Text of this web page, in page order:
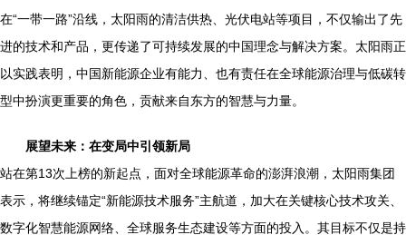
在“一带一路”沿线，太阳雨的清洁供热、光伏电站等项目，不仅输出了先
进的技术和产品，更传递了可持续发展的中国理念与解决方案。太阳雨正
以实践表明，中国新能源企业有能力、也有责任在全球能源治理与低碳转
型中扮演更重要的角色，贡献来自东方的智慧与力量。
展望未来：在变局中引领新局
站在第13次上榜的新起点，面对全球能源革命的澎湃浪潮，太阳雨集团
表示，将继续锚定“新能源技术服务”主航道，加大在关键核心技术攻关、
数字化智慧能源网络、全球服务生态建设等方面的投入。其目标不仅是持